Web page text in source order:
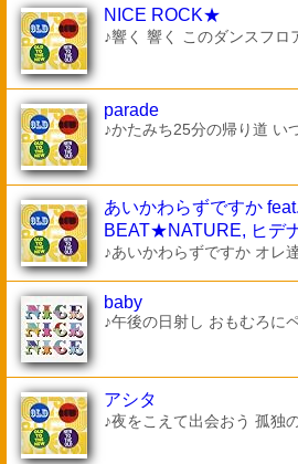
NICE ROCK★
♪響く 響く このダンスフロ
parade
♪かたみち25分の帰り道 い
あいかわらずですか
BEAT★NATURE, ヒデ
♪あいかわらずですか オレ達
baby
♪午後の日射し おもむろにペ
アシタ
♪夜をこえて出会おう 孤独の